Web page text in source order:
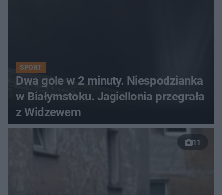
SPORT
Dwa gole w 2 minuty. Niespodzianka
w Białymstoku. Jagiellonia przegrała
z Widzewem
11